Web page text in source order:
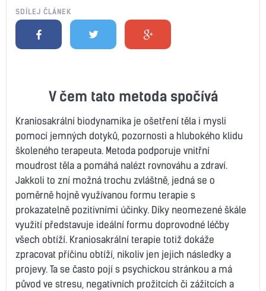
SDÍLEJ ČLÁNEK
V čem tato metoda spočívá
Kraniosakrální biodynamika je ošetření těla i mysli
pomocí jemných dotyků, pozornosti a hlubokého klidu
školeného terapeuta. Metoda podporuje vnitřní
moudrost těla a pomáhá nalézt rovnováhu a zdraví.
Jakkoli to zní možná trochu zvláštně, jedná se o
poměrně hojně využívanou formu terapie s
prokazatelně pozitivními účinky. Díky neomezené škále
využití představuje ideální formu doprovodné léčby
všech obtíží. Kraniosakrální terapie totiž dokáže
zpracovat příčinu obtíží, nikoliv jen jejich následky a
projevy. Ta se často pojí s psychickou stránkou a má
původ ve stresu, negativních prožitcích či zážitcích a